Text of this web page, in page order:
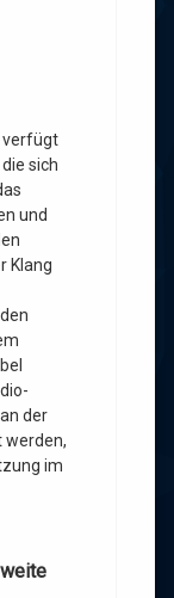
verfügt
sich
und
Klang
der
werden,
im